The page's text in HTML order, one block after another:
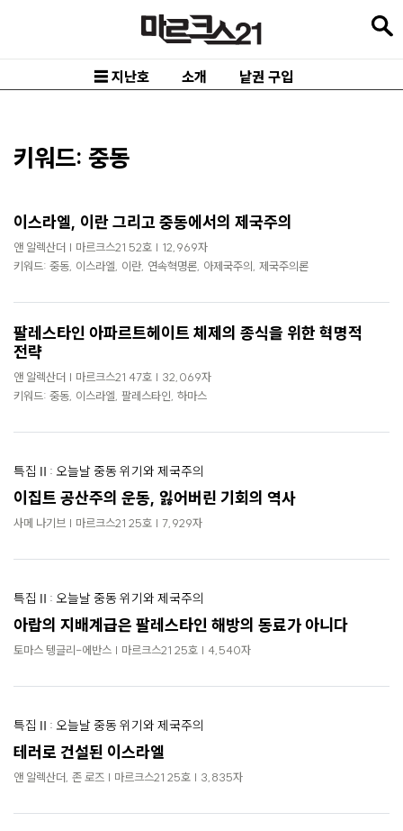
로
☰ 지난호 소개 낱권 구입
키워드: 중동
이스라엘, 이란 그리고 중동에서의 제국주의
앤 알렉산더 | 마르크스21 52호 | 12,969자
키워드: 중동, 이스라엘, 이란, 연속혁명론, 아제국주의, 제국주의론
팔레스타인 아파르트헤이트 체제의 종식을 위한 혁명적
전략
앤 알렉산더 | 마르크스21 47호 | 32,069자
키워드: 중동, 이스라엘, 팔레스타인, 하마스
특집Ⅱ: 오늘날 중동 위기와 제국주의
이집트 공산주의 운동, 잃어버린 기회의 역사
사메 나기브 | 마르크스21 25호 | 7,929자
특집Ⅱ: 오늘날 중동 위기와 제국주의
아랍의 지배계급은 팔레스타인 해방의 동료가 아니다
토마스 텡글리-에반스 | 마르크스21 25호 | 4,540자
특집Ⅱ: 오늘날 중동 위기와 제국주의
테러로 건설된 이스라엘
앤 알렉산더, 존 로즈 | 마르크스21 25호 | 3,835자